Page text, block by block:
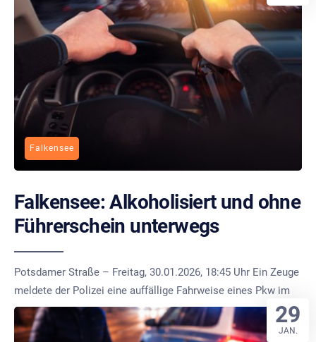
Falkensee
Falkensee: Alkoholisiert und ohne
Führerschein unterwegs
Potsdamer Straße – Freitag, 30.01.2026, 18:45 Uhr Ein Zeuge
meldete der Polizei eine auffällige Fahrweise eines Pkw im
29
JAN.